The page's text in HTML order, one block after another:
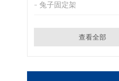
兔子固定架
查看全部